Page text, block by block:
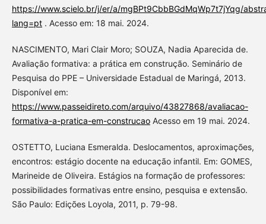
https://www.scielo.br/j/er/a/mgBPt9CbbBGdMqWp7t7jYqg/
lang=pt. Acesso em: 18 mai. 2024.
NASCIMENTO, Mari Clair Moro; SOUZA, Nadia Aparecida de.
Avaliação formativa: a prática em construção. Seminário de
Pesquisa do PPE – Universidade Estadual de Maringá, 2013.
Disponível em:
https://www.passeidireto.com/arquivo/43827868/avaliacao-
formativa-a-pratica-em-construcaoAcesso em 19 mai. 2024.
OSTETTO, Luciana Esmeralda. Deslocamentos, aproximações,
encontros: estágio docente na educação infantil. Em: GOMES,
Marineide de Oliveira. Estágios na formação de professores:
possibilidades formativas entre ensino, pesquisa e extensão.
São Paulo: Edições Loyola, 2011, p. 79-98.